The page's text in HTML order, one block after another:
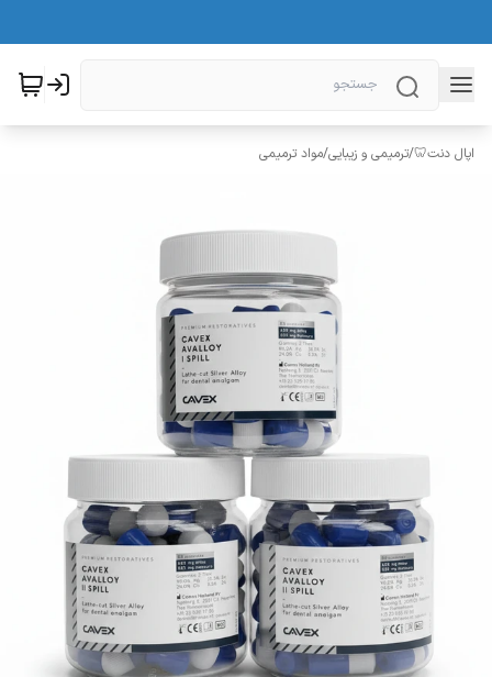
اپال دنت🦷/ترمیمی و زیبایی/مواد ترمیمی